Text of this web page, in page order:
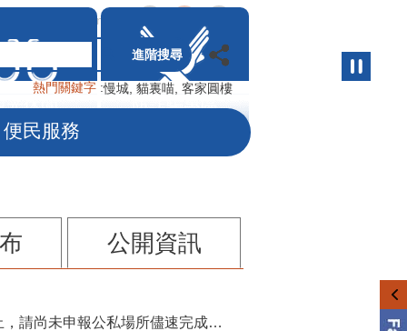
English
進階搜尋
熱門關鍵字 慢城 貓裏喵 客家圓樓
便民服務
光休閒 防詐騙專區
公開資訊
115年第2季固定源空污費申報已於7月底截止，請尚未申報公私場所儘速完成申繳，以免面臨滯納金及罰鍰!